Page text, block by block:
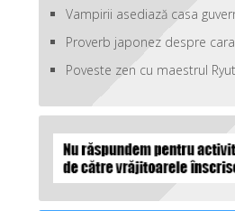
Vampirii asediază casa
Proverb japonez despre
Poveste zen cu maestrul